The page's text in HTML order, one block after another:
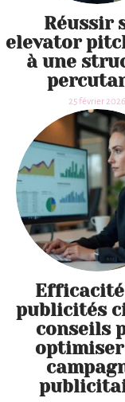
Réussir
elevator
à une
25 février 2026
Efficacité
publicités
conseils